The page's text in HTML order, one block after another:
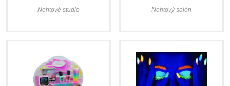
Nehtové studio Nehtový salón